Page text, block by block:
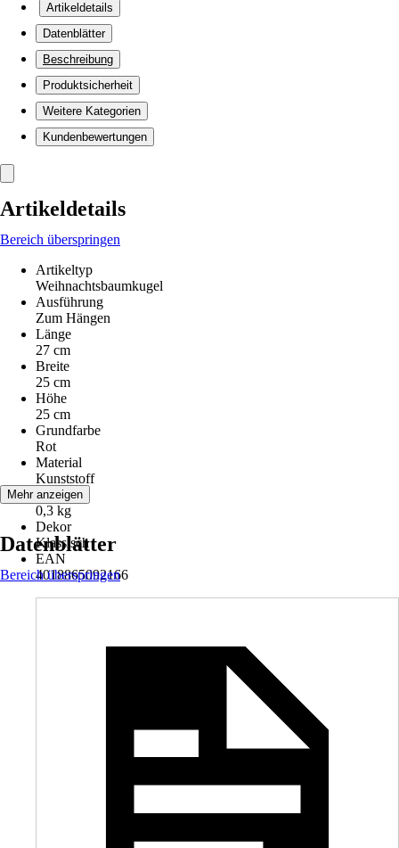
Artikeldetails
Datenblätter
Beschreibung
Produktsicherheit
Weitere Kategorien
Kundenbewertungen
Artikeldetails
Bereich überspringen
Artikeltyp
Weihnachtsbaumkugel
Ausführung
Zum Hängen
Länge
27 cm
Breite
25 cm
Höhe
25 cm
Grundfarbe
Rot
Material
Kunststoff
Gewicht
0,3 kg
Dekor
Klassisch
EAN
4018865092166
Mehr anzeigen
Datenblätter
Bereich überspringen